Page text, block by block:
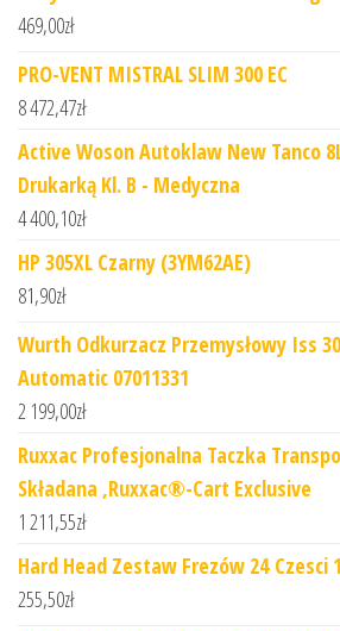
469,00zł
PRO-VENT MISTRAL SLIM 300 EC
8 472,47zł
Active Woson Autoklaw New Tanco
Drukarką Kl. B - Medyczna
4 400,10zł
HP 305XL Czarny (3YM62AE)
81,90zł
Wurth Odkurzacz Przemysłowy Iss
Automatic 07011331
2 199,00zł
Ruxxac Profesjonalna Taczka
Składana ,Ruxxac®-Cart Exclusive
1 211,55zł
Hard Head Zestaw Frezów 24 Czesci
255,50zł